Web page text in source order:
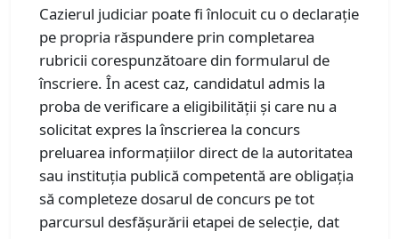
Cazierul judiciar poate fi înlocuit cu o declarație
pe propria răspundere prin completarea
rubricii corespunzătoare din formularul de
înscriere. În acest caz, candidatul admis la
proba de verificare a eligibilității și care nu a
solicitat expres la înscrierea la concurs
preluarea informațiilor direct de la autoritatea
sau instituția publică competentă are obligația
să completeze dosarul de concurs pe tot
parcursul desfășurării etapei de selecție, dat